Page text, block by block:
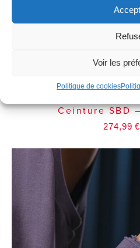
Voir les
Politique de cookies
Ceinture SBD
274,99€